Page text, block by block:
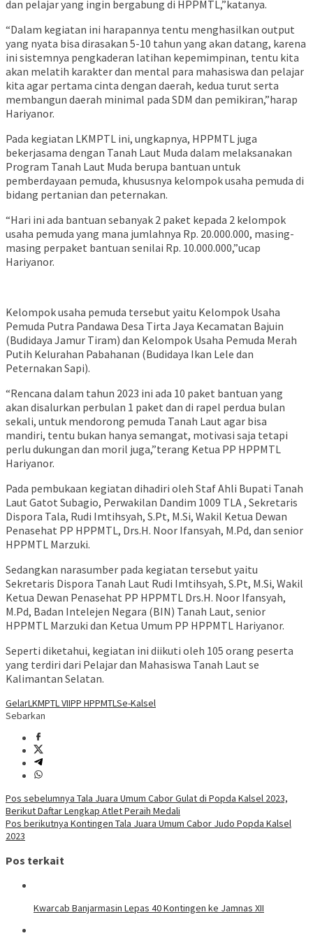
dan pelajar yang ingin bergabung di HPPMTL,”katanya.
“Dalam kegiatan ini harapannya tentu menghasilkan output
yang nyata bisa dirasakan 5-10 tahun yang akan datang, karena
ini sistemnya pengkaderan latihan kepemimpinan, tentu kita
akan melatih karakter dan mental para mahasiswa dan pelajar
kita agar pertama cinta dengan daerah, kedua turut serta
membangun daerah minimal pada SDM dan pemikiran,”harap
Hariyanor.
Pada kegiatan LKMPTL ini, ungkapnya, HPPMTL juga
bekerjasama dengan Tanah Laut Muda dalam melaksanakan
Program Tanah Laut Muda berupa bantuan untuk
pemberdayaan pemuda, khususnya kelompok usaha pemuda di
bidang pertanian dan peternakan.
“Hari ini ada bantuan sebanyak 2 paket kepada 2 kelompok
usaha pemuda yang mana jumlahnya Rp. 20.000.000, masing-
masing perpaket bantuan senilai Rp. 10.000.000,”ucap
Hariyanor.
Kelompok usaha pemuda tersebut yaitu Kelompok Usaha
Pemuda Putra Pandawa Desa Tirta Jaya Kecamatan Bajuin
(Budidaya Jamur Tiram) dan Kelompok Usaha Pemuda Merah
Putih Kelurahan Pabahanan (Budidaya Ikan Lele dan
Peternakan Sapi).
“Rencana dalam tahun 2023 ini ada 10 paket bantuan yang
akan disalurkan perbulan 1 paket dan di rapel perdua bulan
sekali, untuk mendorong pemuda Tanah Laut agar bisa
mandiri, tentu bukan hanya semangat, motivasi saja tetapi
perlu dukungan dan moril juga,”terang Ketua PP HPPMTL
Hariyanor.
Pada pembukaan kegiatan dihadiri oleh Staf Ahli Bupati Tanah
Laut Gatot Subagio, Perwakilan Dandim 1009 TLA , Sekretaris
Dispora Tala, Rudi Imtihsyah, S.Pt, M.Si, Wakil Ketua Dewan
Penasehat PP HPPMTL, Drs.H. Noor Ifansyah, M.Pd, dan senior
HPPMTL Marzuki.
Sedangkan narasumber pada kegiatan tersebut yaitu
Sekretaris Dispora Tanah Laut Rudi Imtihsyah, S.Pt, M.Si, Wakil
Ketua Dewan Penasehat PP HPPMTL Drs.H. Noor Ifansyah,
M.Pd, Badan Intelejen Negara (BIN) Tanah Laut, senior
HPPMTL Marzuki dan Ketua Umum PP HPPMTL Hariyanor.
Seperti diketahui, kegiatan ini diikuti oleh 105 orang peserta
yang terdiri dari Pelajar dan Mahasiswa Tanah Laut se
Kalimantan Selatan.
GelarLKMPTL VIIPP HPPMTLSe-Kalsel
Sebarkan
Navigasi
pos
Pos sebelumnya Tala Juara Umum Cabor Gulat di Popda Kalsel 2023,
Berikut Daftar Lengkap Atlet Peraih Medali
Pos berikutnya Kontingen Tala Juara Umum Cabor Judo Popda Kalsel
2023
Pos terkait
Kwarcab Banjarmasin Lepas 40 Kontingen ke Jamnas XII